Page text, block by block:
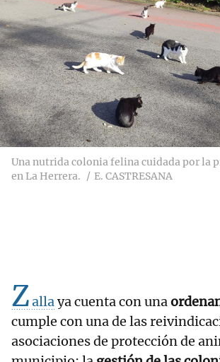
Una nutrida colonia felina cuidada por la
en La Herrera.
E. CASTRESANA
Zallaya cuenta con una
cumple con una de las
asociaciones de protección de